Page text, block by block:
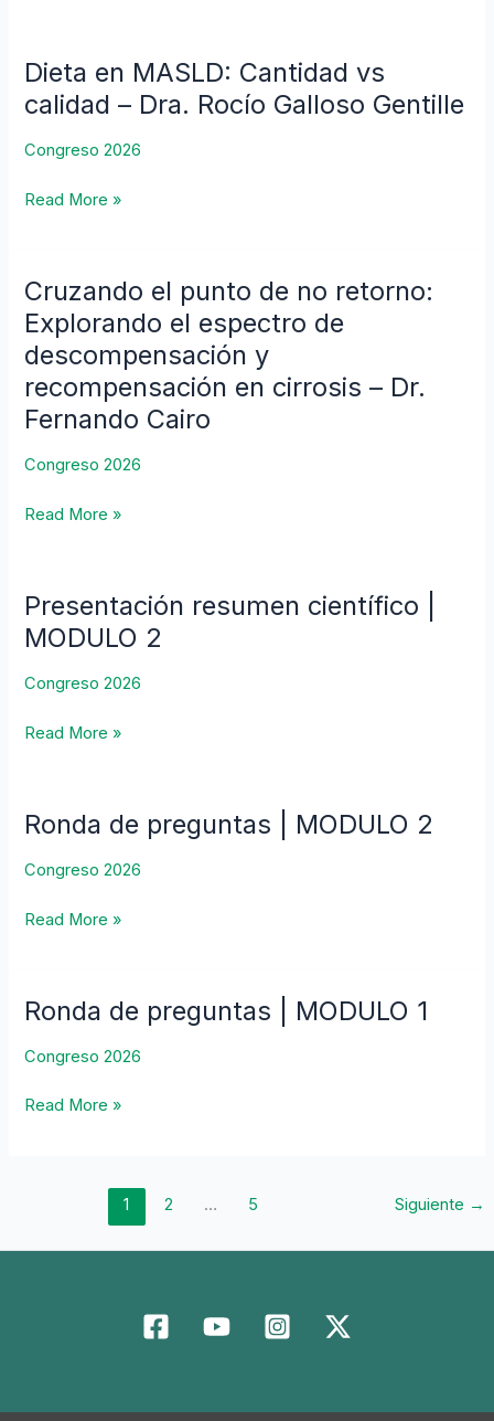
–
Dra.
Arroyave
Dieta en MASLD: Cantidad vs
calidad – Dra. Rocío Galloso Gentille
Congreso 2026
Dieta
en
Cantidad
calidad
Rocío
Gentille
Read More »
Cruzando el punto de no retorno:
Explorando el espectro de
descompensación y
recompensación en cirrosis – Dr.
Fernando Cairo
Congreso 2026
Cruzando
el
punto
de
no
retorno:
el
de
recompensación
en
–
Fernando
Read More »
Presentación resumen científico |
MODULO 2
Congreso 2026
Presentación
resumen
|
2
Read More »
Ronda de preguntas | MODULO 2
Congreso 2026
Ronda
preguntas
MODULO
Read More »
Ronda de preguntas | MODULO 1
Congreso 2026
Ronda
preguntas
MODULO
Read More »
1 2 … 5 Siguiente →